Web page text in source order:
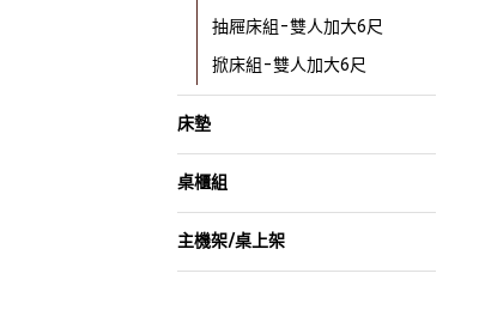
抽屜床組-雙人加大6尺
掀床組-雙人加大6尺
床墊
桌櫃組
主機架/桌上架